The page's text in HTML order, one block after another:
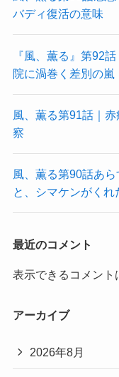
バディ復活の意味
『風、薫る』第92
院に渦巻く差別の嵐
風、薫る第91話｜
察
風、薫る第90話あ
と、シマケンがくれ
最近のコメント
表示できるコメント
アーカイブ
2026年8月